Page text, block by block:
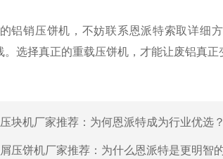
铝销压饼机，不妨联系恩派特索取详细
选择真正的重载压饼机，才能让废铝真正
块机厂家推荐：为何恩派特成为行业优选
压饼机厂家推荐：为什么恩派特是更明智